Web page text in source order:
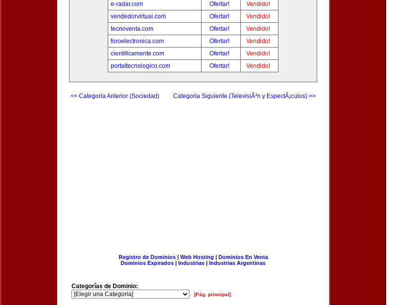
e-radar.com
Ofertar!
Vendido!
vendedorvirtual.com
Ofertar!
Vendido!
tecnoventa.com
Ofertar!
Vendido!
foroelectronica.com
Ofertar!
Vendido!
cientificamente.com
Ofertar!
Vendido!
portaltecnologico.com
Ofertar! Vendido!
<< Categoria Anterior (Sociedad) Categoria Siguiente (TelevisiÃ³n y EspectÃ¡culos) >>
Registro de Dominios| Web Hosting | Dominios En Venta
Dominios Expirados | Industrias | Industrias Argentinas
Categorías de Dominio:
[Pág. principal]